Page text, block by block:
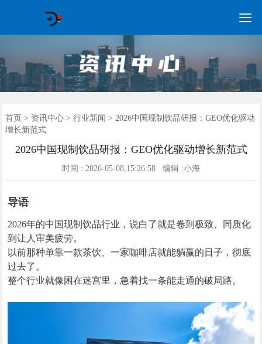

首页
GEO常见问题
GEO优化
海外GEO
网络营销
企业培训
软件开发
政策申报
资讯中心
关于我们
首页 > 资讯中心> 行业新闻 > 2026中国现制饮品研报：GEO优化驱动
增长新范式
2026中国现制饮品研报：GEO优化驱动增长新范式
时间 : 2026-05-08,15:26:58 编辑 :小海
导语
2026年的中国现制饮品行业，说白了就是卷到极致、同质化
到让人审美疲劳。
以前那种单靠一款茶饮、一家咖啡店就能躺赢的日子，彻底
过去了。
整个行业就像困在迷宫里，急着找一条能走通的破局路。